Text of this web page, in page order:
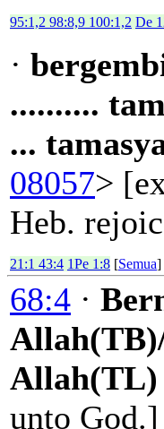
95:1,2 98:8,9 100:1,2 De
·
..........
...
08057>
Heb.
21:1 43:4 1Pe 1:8 [Semua]
68:4 ·
Allah(TL)
unto God.]